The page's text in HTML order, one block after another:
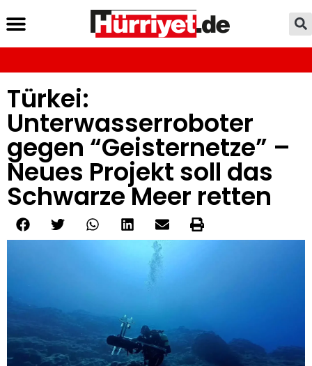
Türkei:
Unterwasserroboter
gegen “Geisternetze” –
Neues Projekt soll das
Schwarze Meer retten